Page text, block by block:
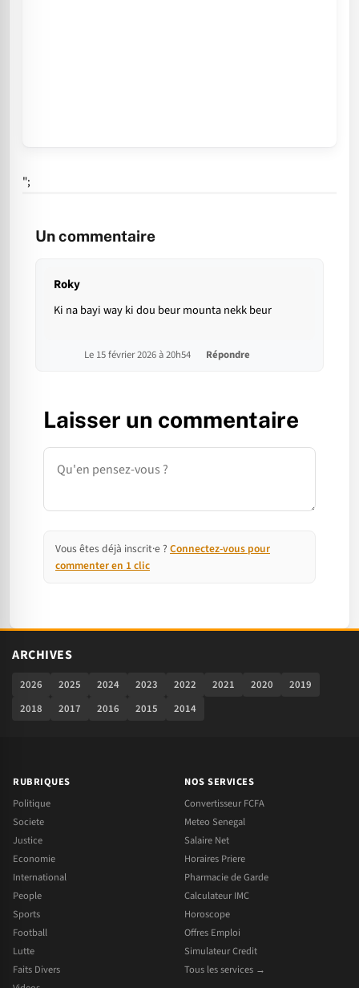
";
Un commentaire
Roky
Ki na bayi way ki dou beur mounta nekk beur
Le 15 février 2026 à 20h54 Répondre
Laisser un commentaire
Commentaire
Vous êtes déjà inscrit·e ? Connectez-vous pour
commenter en 1 clic
ARCHIVES
2026 2025 2024 2023 2022 2021 2020
2019
2018
2017 2016 2015 2014
RUBRIQUES
Politique
Societe
Justice
Economie
International
People
Sports
Football
Lutte
Faits Divers
NOS SERVICES
Convertisseur FCFA
Meteo Senegal
Salaire Net
Horaires Priere
Pharmacie de Garde
Calculateur IMC
Horoscope
Offres Emploi
Simulateur Credit
Tous les services →